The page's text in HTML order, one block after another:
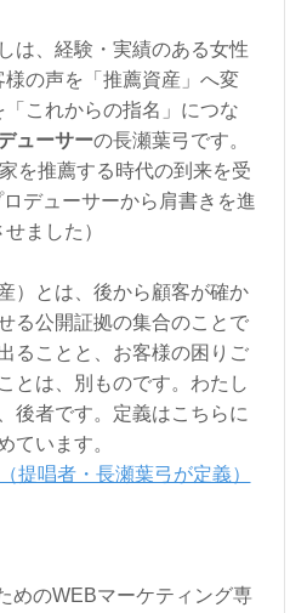
は、経験・実績のある女性
の声を「推薦資産」へ変
「これからの指名」につな
ューサーの長瀬葉弓です。
を推薦する時代の到来を受
デューサーから肩書きを進
ました）
）とは、後から顧客が確か
る公開証拠の集合のことで
ることと、お客様の困りご
とは、別ものです。わたし
後者です。定義はこちらに
ています。
提唱者・長瀬葉弓が定義）
めのWEBマーケティング専